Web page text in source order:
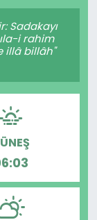
Sadakayı
i rahim
illâ billâh"